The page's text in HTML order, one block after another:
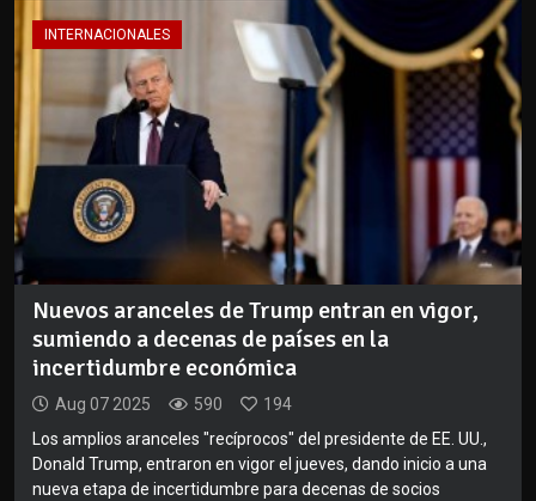
INTERNACIONALES
Nuevos aranceles de Trump entran en vigor,
sumiendo a decenas de países en la
incertidumbre económica
Aug 07 2025 590
194
Los amplios aranceles "recíprocos" del presidente de EE. UU.,
Donald Trump, entraron en vigor el jueves, dando inicio a una
nueva etapa de incertidumbre para decenas de socios